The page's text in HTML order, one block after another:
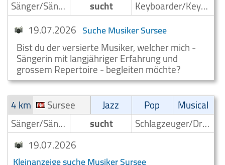
Sänger/Sängerin
sucht
Keyboarder/Keyboardspieler
19.07.2026 Suche Musiker Sursee
Bist du der versierte Musiker, welcher mich -
Sängerin mit langjähriger Erfahrung und
grossem Repertoire - begleiten möchte?
4 km
Sursee Jazz Pop
Musical
Sänger/Sängerin
sucht
Schlagzeuger/Drummer
19.07.2026